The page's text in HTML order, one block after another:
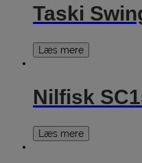
Taski
Læs mere
Nilfisk
Læs mere